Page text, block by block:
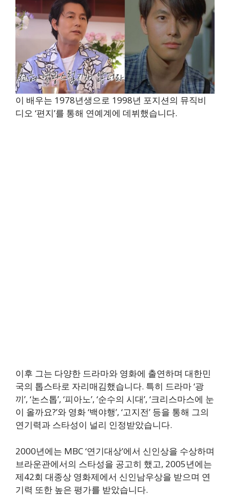
이 배우는 1978년생으로 1998년 포지션의 뮤직비
디오 ‘편지’를 통해 연예계에 데뷔했습니다.
이후 그는 다양한 드라마와 영화에 출연하며 대한민
국의 톱스타로 자리매김했습니다. 특히 드라마 ‘광
끼’, ‘논스톱’, ‘피아노’, ‘순수의 시대’, ‘크리스마스에 눈
이 올까요?’와 영화 ‘백야행’, ‘고지전’ 등을 통해 그의
연기력과 스타성이 널리 인정받았습니다.
2000년에는 MBC ‘연기대상’에서 신인상을 수상하며
브라운관에서의 스타성을 공고히 했고, 2005년에는
제42회 대종상 영화제에서 신인남우상을 받으며 연
기력 또한 높은 평가를 받았습니다.